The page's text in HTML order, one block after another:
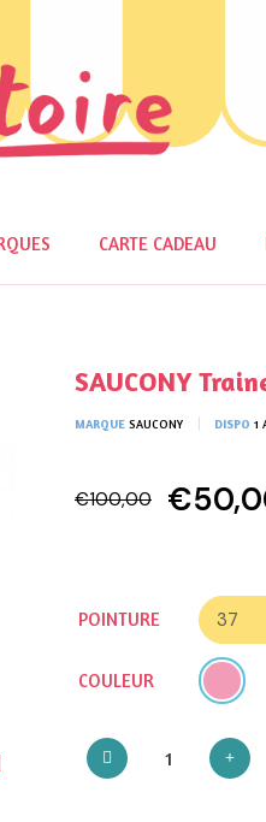
CARTE CADEAU
SAUCONY
MARQUE SAUCONY DISPO 1
€100,00
POINTURE
COULEUR